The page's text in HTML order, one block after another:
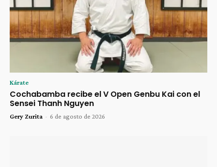
Kárate
Cochabamba recibe el V Open Genbu Kai con el
Sensei Thanh Nguyen
Gery Zurita - 6 de agosto de 2026